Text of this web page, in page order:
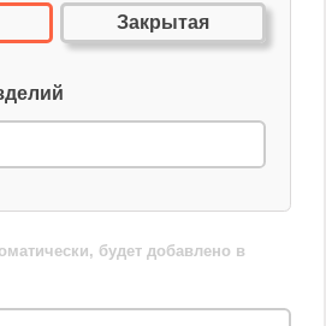
Закрытая
будет добавлено в